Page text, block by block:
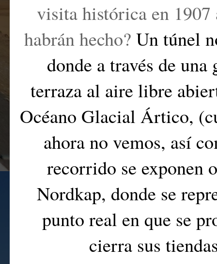
visita histórica en 1907
habrán hecho? Un túnel
donde a través de
terraza al aire libre
Océano Glacial Ártico,
ahora no vemos, así
recorrido se exponen
Nordkap, donde se
punto real en que se
cierra sus